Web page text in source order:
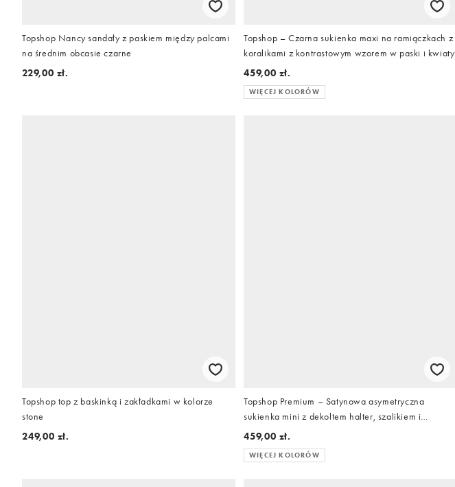
Topshop Nancy sandały z paskiem między palcami
na średnim obcasie czarne
229,00 zł.
Topshop – Czarna sukienka maxi na ramiączkach z
koralikami z kontrastowym wzorem w paski i kwiaty
459,00 zł.
WIĘCEJ KOLORÓW
Topshop top z baskinką i zakładkami w kolorze
stone
249,00 zł.
Topshop Premium – Satynowa asymetryczna
sukienka mini z dekoltem halter, szalikiem i
geometrycznym wzorem
459,00 zł.
WIĘCEJ KOLORÓW